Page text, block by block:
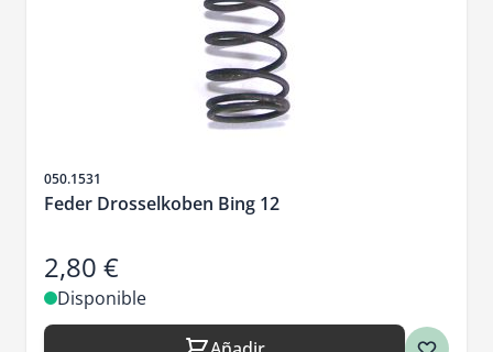
SKU
050.1531
Feder Drosselkoben Bing 12
2,80 €
Disponible